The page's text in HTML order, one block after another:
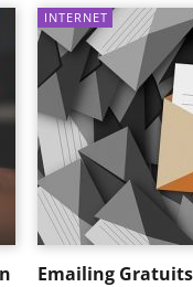
INTERNET
Emailing